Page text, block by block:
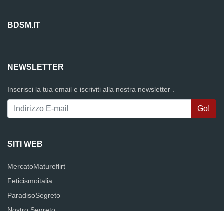
BDSM.IT
NEWSLETTER
Inserisci la tua email e iscriviti alla nostra newsletter .
SITI WEB
MercatoMatureflirt
Feticismoitalia
ParadisoSegreto